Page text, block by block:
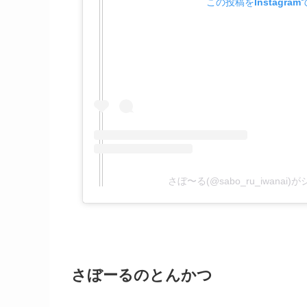
さぼ〜る(@sabo_ru_iwanai)が
さぼーるのとんかつ